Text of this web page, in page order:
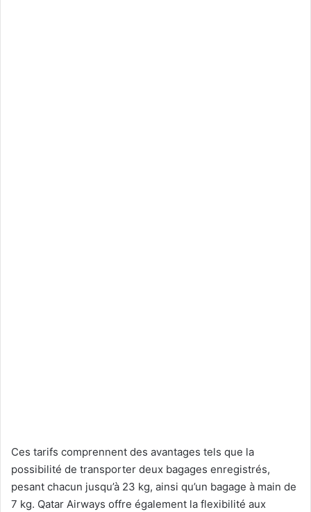
Ces tarifs comprennent des avantages tels que la
possibilité de transporter deux bagages enregistrés,
pesant chacun jusqu’à 23 kg, ainsi qu’un bagage à main de
7 kg. Qatar Airways offre également la flexibilité aux